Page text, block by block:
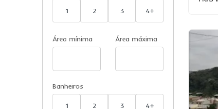
1 2 3 4+
Área mínima Área máxima
Banheiros
1 2 3 4+